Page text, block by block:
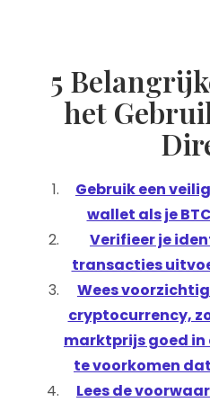
5
het
Gebruik een
wallet als je
Verifieer je
transacties
Wees
cryptocurrency,
marktprijs goed
te voorkomen
Lees de